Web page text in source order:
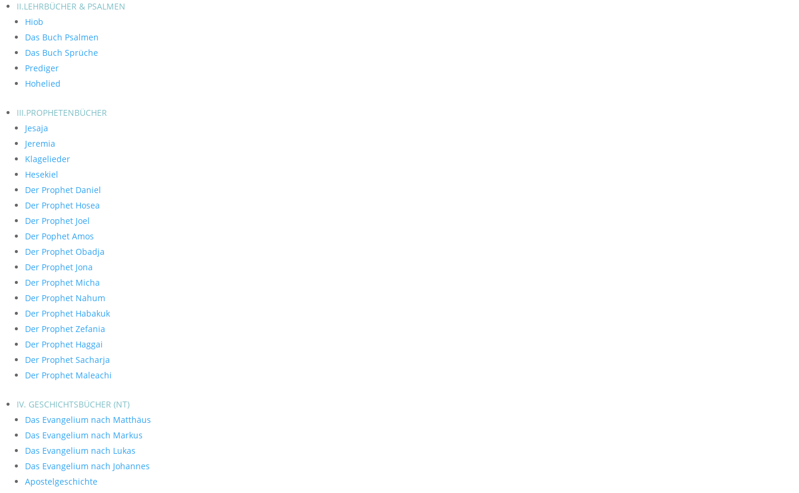
II.LEHRBÜCHER & PSALMEN
Hiob
Das Buch Psalmen
Das Buch Sprüche
Prediger
Hohelied
III.PROPHETENBÜCHER
Jesaja
Jeremia
Klagelieder
Hesekiel
Der Prophet Daniel
Der Prophet Hosea
Der Prophet Joel
Der Pophet Amos
Der Prophet Obadja
Der Prophet Jona
Der Prophet Micha
Der Prophet Nahum
Der Prophet Habakuk
Der Prophet Zefania
Der Prophet Haggai
Der Prophet Sacharja
Der Prophet Maleachi
IV. GESCHICHTSBÜCHER (NT)
Das Evangelium nach Matthäus
Das Evangelium nach Markus
Das Evangelium nach Lukas
Das Evangelium nach Johannes
Apostelgeschichte